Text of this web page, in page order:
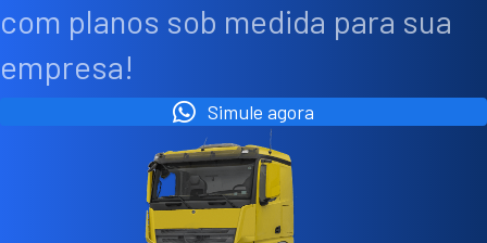
com planos sob medida para sua
empresa!
Simule agora